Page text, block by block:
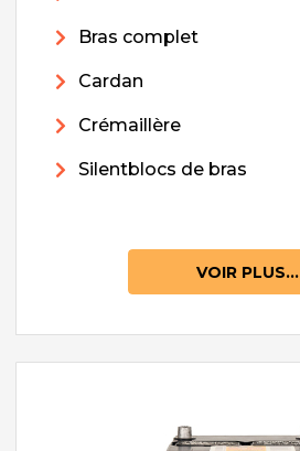
Bras complet
Cardan
Crémaillère
Silentblocs de bras
VOIR PLUS...